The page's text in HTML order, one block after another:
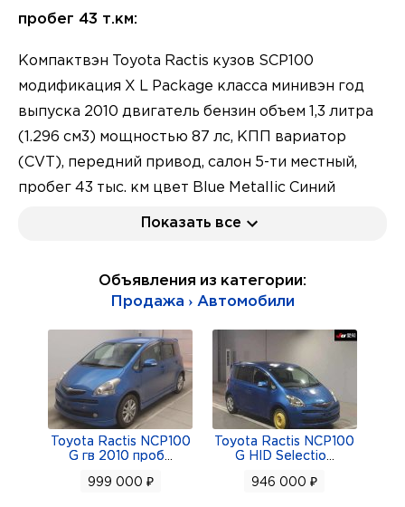
пробег 43 т.км:
Компактвэн Toyota Ractis кузов SCP100
модификация X L Package класса минивэн год
выпуска 2010 двигатель бензин объем 1,3 литра
(1.296 см3) мощностью 87 лс, КПП вариатор
(CVT), передний привод, салон 5-ти местный,
пробег 43 тыс. км цвет Blue Metallic Синий
металлик. Оценки аукциона 3,5 C C не
Компактный минивэн Тойота Ractis 1-е
созданный как идейный преемник популярной
Toyota Fun Cargo. Главная философия
автомобиля заложена в его n (бег/динамика),
Activity (активность) и Space (пространство.
Автомобиль спроектирован на платформе
Показать все
Объявления из категории:
Продажа › Автомобили
Toyota Ractis NCP100
G гв 2010 проб
999 000 ₽
Toyota Ractis NCP100
G HID Selectio
946 000 ₽